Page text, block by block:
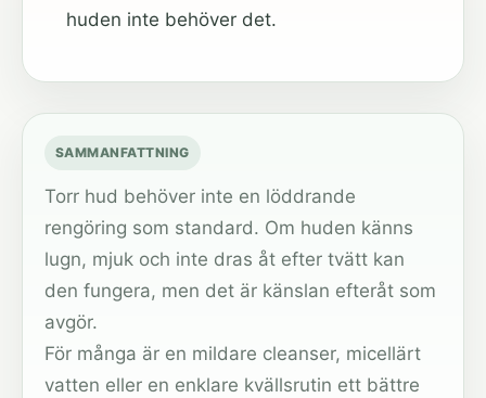
huden inte behöver det.
SAMMANFATTNING
Torr hud behöver inte en löddrande
rengöring som standard. Om huden känns
lugn, mjuk och inte dras åt efter tvätt kan
den fungera, men det är känslan efteråt som
avgör.
För många är en mildare cleanser, micellärt
vatten eller en enklare kvällsrutin ett bättre